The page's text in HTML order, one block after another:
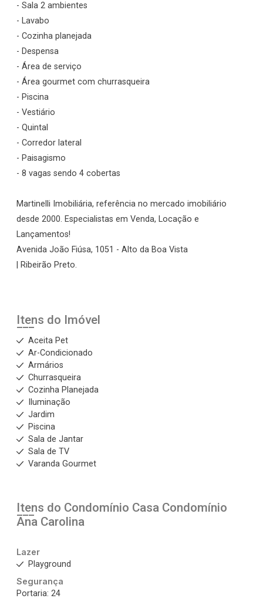
- Sala 2 ambientes
- Lavabo
- Cozinha planejada
- Despensa
- Área de serviço
- Área gourmet com churrasqueira
- Piscina
- Vestiário
- Quintal
- Corredor lateral
- Paisagismo
- 8 vagas sendo 4 cobertas
Martinelli Imobiliária, referência no mercado imobiliário
desde 2000. Especialistas em Venda, Locação e
Lançamentos!
Avenida João Fiúsa, 1051 - Alto da Boa Vista
| Ribeirão Preto.
Itens do Imóvel
Aceita Pet
Ar-Condicionado
Armários
Churrasqueira
Cozinha Planejada
Iluminação
Jardim
Piscina
Sala de Jantar
Sala de TV
Varanda Gourmet
Itens do Condomínio Casa Condomínio
Ana Carolina
Lazer
Playground
Segurança
Portaria: 24